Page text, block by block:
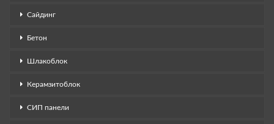
Сайдинг
Бетон
Шлакоблок
Керамзитоблок
СИП панели